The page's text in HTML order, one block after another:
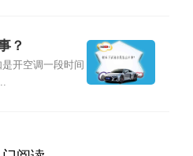
？
开空调一段时间